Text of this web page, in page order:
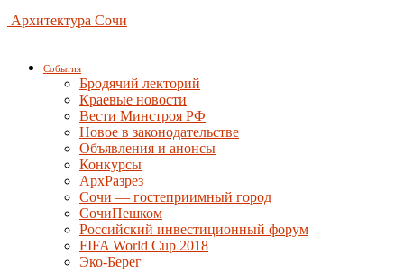
Архитектура Сочи
События
Бродячий лекторий
Краевые новости
Вести Минстроя РФ
Новое в законодательстве
Объявления и анонсы
Конкурсы
АрхРазрез
Сочи — гостеприимный город
СочиПешком
Российский инвестиционный форум
FIFA World Cup 2018
Эко-Берег